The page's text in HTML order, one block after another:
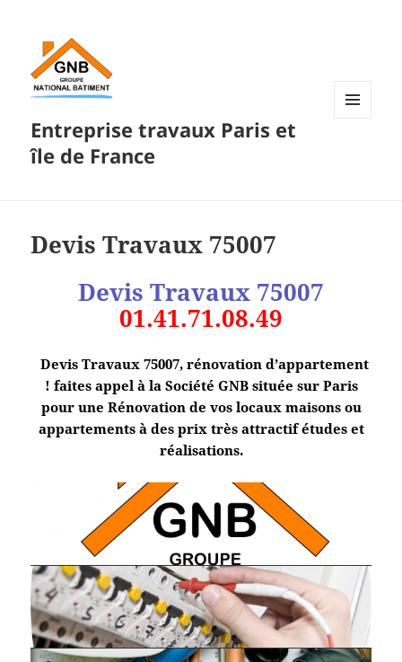
Entreprise travaux Paris et
île de France
Devis Travaux 75007
Devis Travaux 75007
01.41.71.08.49
Devis Travaux 75007, rénovation d’appartement
! faites appel à la Société GNB située sur Paris
pour une Rénovation de vos locaux maisons ou
appartements à des prix très attractif études et
réalisations.